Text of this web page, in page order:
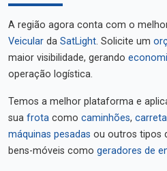
A região agora conta com o
Veicular da SatLight. Solicite um
maior visibilidade, gerando
operação logística.
Temos a melhor plataforma e
sua frota como caminhões,
máquinas pesadas ou outros tipos
bens-móveis como geradores de